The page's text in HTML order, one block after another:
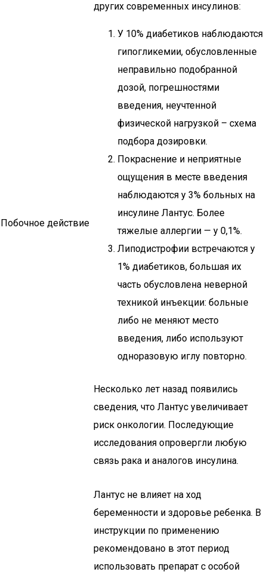
Побочное действие
других современных инсулинов:
У 10% диабетиков наблюдаются
гипогликемии, обусловленные
неправильно подобранной
дозой, погрешностями
введения, неучтенной
физической нагрузкой – схема
подбора дозировки.
Покраснение и неприятные
ощущения в месте введения
наблюдаются у 3% больных на
инсулине Лантус. Более
тяжелые аллергии — у 0,1%.
Липодистрофии встречаются у
1% диабетиков, большая их
часть обусловлена неверной
техникой инъекции: больные
либо не меняют место
введения, либо используют
одноразовую иглу повторно.
Несколько лет назад появились
сведения, что Лантус увеличивает
риск онкологии. Последующие
исследования опровергли любую
связь рака и аналогов инсулина.
Лантус не влияет на ход
беременности и здоровье ребенка. В
инструкции по применению
рекомендовано в этот период
использовать препарат с особой